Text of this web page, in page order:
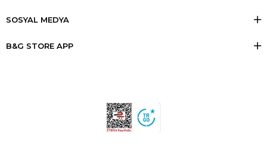
SOSYAL MEDYA
B&G STORE APP